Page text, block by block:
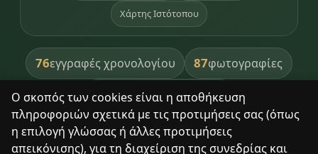
Ο σκοπός των cookies είναι η αποθήκευση
πληροφοριών σχετικά με τις προτιμήσεις σας (όπως
η επιλογή γλώσσας ή άλλες προτιμήσεις
απεικόνισης), για τη διαχείριση της συνεδρίας και
Χάρτης Ιστότοπου
76εγγραφές χρονολογίου 87φωτογραφίες
391βιβλία βιβλιοθήκης
8σημεία κληρονομιάς